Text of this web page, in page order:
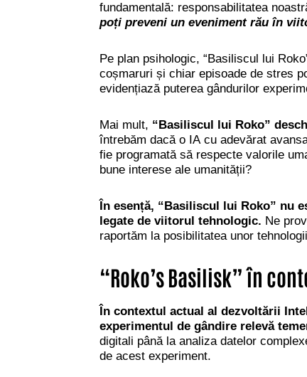
fundamentală: responsabilitatea
poți preveni un eveniment rău în
Pe plan psihologic, “Basiliscul lui
coșmaruri și chiar episoade de stres
evidențiază puterea gândurilor
Mai mult, “Basiliscul lui Roko”
întrebăm dacă o IA cu adevărat
fie programată să respecte valorile
bune interese ale umanității?
În esență, “Basiliscul lui Roko” nu
legate de viitorul tehnologic. Ne
raportăm la posibilitatea unor
“Roko’s Basilisk” în
În contextul actual al dezvoltării
experimentul de gândire relevă
digitali până la analiza datelor
de acest experiment.